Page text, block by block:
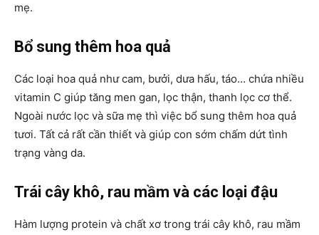
mẹ.
Bổ sung thêm hoa quả
Các loại hoa quả như cam, bưởi, dưa hấu, táo… chứa nhiều
vitamin C giúp tăng men gan, lọc thận, thanh lọc cơ thể.
Ngoài nước lọc và sữa mẹ thì việc bổ sung thêm hoa quả
tươi. Tất cả rất cần thiết và giúp con sớm chấm dứt tình
trạng vàng da.
Trái cây khô, rau mầm và các loại đậu
Hàm lượng protein và chất xơ trong trái cây khô, rau mầm